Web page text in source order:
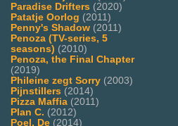
Paradise Drifters (2020)
Patatje Oorlog (2011)
Penny's Shadow (2011)
Penoza (TV-series, 5
seasons) (2010)
Penoza, the Final Chapter
(2019)
Phileine zegt Sorry (2003)
Pijnstillers (2014)
Pizza Maffia (2011)
Plan C. (2012)
Poel, De (2014)